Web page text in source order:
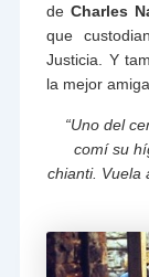
deCharles
que
Justicia. Y
la mejor
“Uno del
comí su
chianti. Vuela